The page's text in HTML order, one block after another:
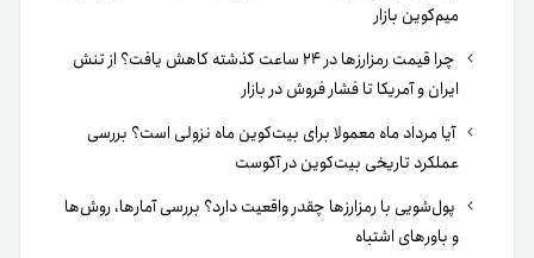
میم‌کوین بازار
چرا قیمت رمزارزها در ۲۴ ساعت گذشته کاهش یافت؟ از تنش
ایران و آمریکا تا فشار فروش در بازار
آیا مرداد ماه معمولا برای بیت‌کوین ماه نزولی است؟ بررسی
عملکرد تاریخی بیت‌کوین در آگوست
پول‌شویی با رمزارزها چقدر واقعیت دارد؟ بررسی آمارها، روش‌ها
و باورهای اشتباه